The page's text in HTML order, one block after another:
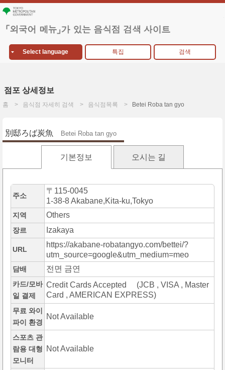
Select language 특집 검색
점포 상세정보
홈 음식점 자세히 검색 음식점목록 Betei Roba tan gyo
別邸ろば炭魚 Betei Roba tan gyo
기본정보 오시는 길
주소
〒115-0045
1-38-8 Akabane,Kita-ku,Tokyo
지역 Others
장르 Izakaya
URL
https://akabane-robatangyo.com/bettei/?
utm_source=google&utm_medium=meo
담배 전면 금연
카드/모바
일 결제
Credit Cards Accepted (JCB , VISA , Master
Card , AMERICAN EXPRESS)
무료 와이
파이 환경
Not Available
스포츠 관
람용 대형
모니터
Not Available